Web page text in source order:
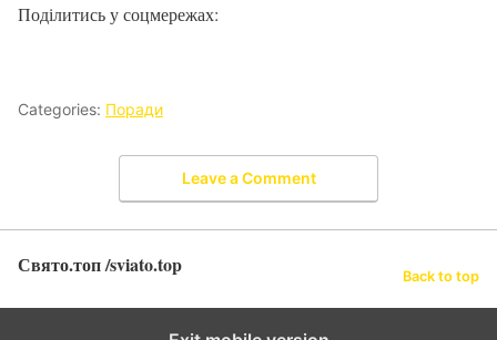
Поділитись у соцмережах:
Categories: Поради
Leave a Comment
Свято.топ /sviato.top Back to top